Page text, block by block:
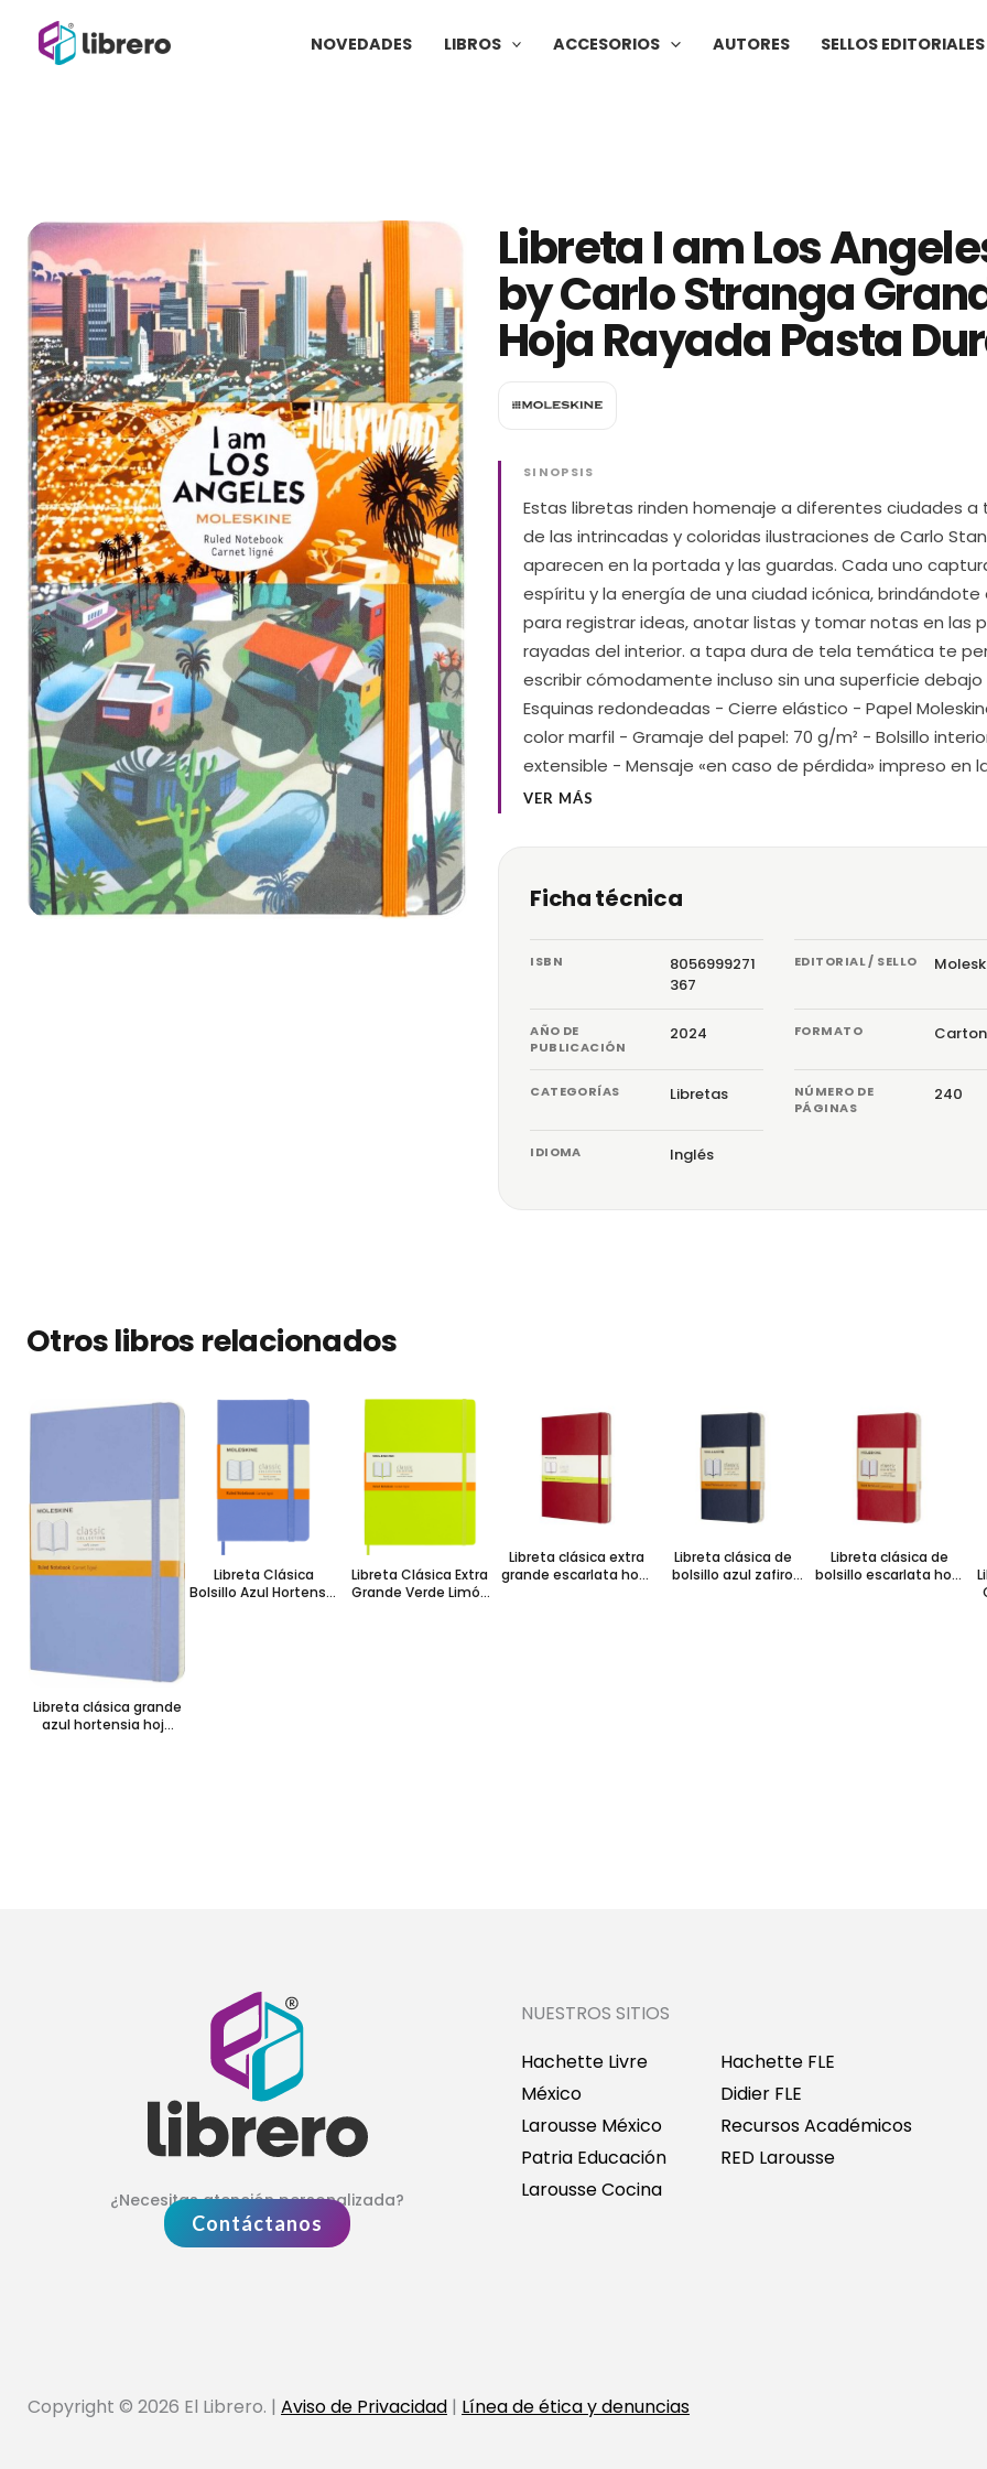
NOVEDADES LIBROS ACCESORIOS AUTORES SELLOS EDITORIALES
Libreta I am Los
by Carlo Stranga
Hoja Rayada Pasta
SINOPSIS
Estas libretas rinden homenaje a diferentes ciudades a
de las intrincadas y coloridas ilustraciones de Carlo
aparecen en la portada y las guardas. Cada uno
espíritu y la energía de una ciudad icónica, brindándote
para registrar ideas, anotar listas y tomar notas en las
rayadas del interior. a tapa dura de tela temática te
escribir cómodamente incluso sin una superficie
Esquinas redondeadas - Cierre elástico - Papel
color marfil - Gramaje del papel: 70 g/m² - Bolsillo
extensible - Mensaje «en caso de pérdida» impreso en
VER MÁS
Ficha técnica
ISBN
8056999271
367
EDITORIAL / SELLO
AÑO DE
PUBLICACIÓN
2024 FORMATO
CATEGORÍAS Libretas
NÚMERO DE
PÁGINAS
240
IDIOMA Inglés
Otros libros relacionados
Libreta clásica grande
azul hortensia hoja
Libreta Clásica
Bolsillo Azul Hortensia
Libreta Clásica Extra
Grande Verde Limón
Libreta clásica extra
grande escarlata hoja
Libreta clásica de
bolsillo azul zafiro
Libreta clásica de
bolsillo escarlata hoja
¿Necesitas atención personalizada?
Contáctanos
NUESTROS SITIOS
Hachette Livre
México
Larousse México
Patria Educación
Larousse Cocina
Hachette FLE
Didier FLE
Recursos Académicos
RED Larousse
Copyright © 2026 El Librero. | Aviso de Privacidad | Línea de ética y denuncias